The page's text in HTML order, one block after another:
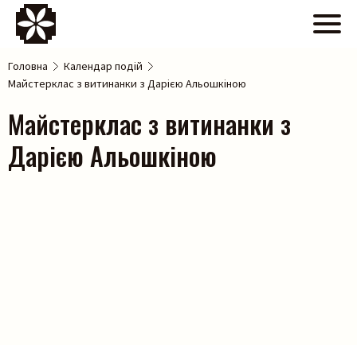
Головна
Календар подій
Майстерклас з витинанки з Дарією Альошкіною
Майстерклас з витинанки з
Дарією Альошкіною